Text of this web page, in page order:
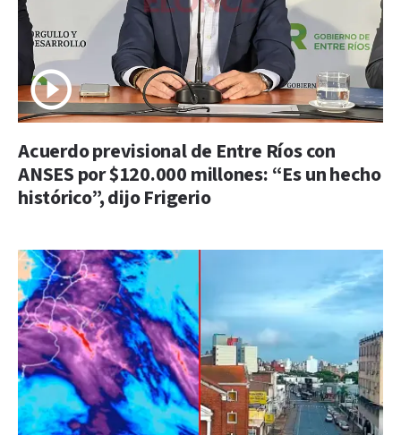
Acuerdo previsional de Entre Ríos con
ANSES por $120.000 millones: “Es un hecho
histórico”, dijo Frigerio